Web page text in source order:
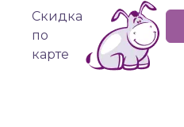
Cкидка
по
карте